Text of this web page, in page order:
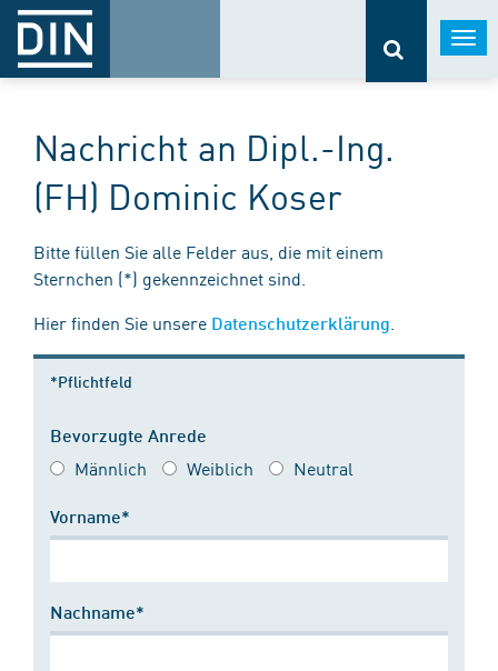
Nachricht an Dipl.-Ing.
(FH) Dominic Koser
Bitte füllen Sie alle Felder aus, die mit einem
Sternchen (*) gekennzeichnet sind.
Hier finden Sie unsere Datenschutzerklärung
*Pflichtfeld
Bevorzugte Anrede
Männlich Weiblich Neutral
Vorname*
Nachname*